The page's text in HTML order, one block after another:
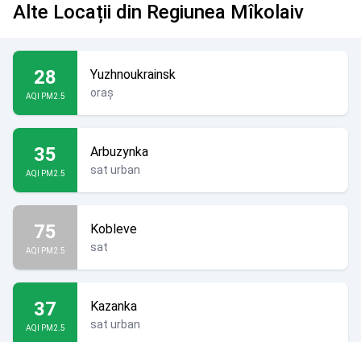
Alte Locații din Regiunea Mîkolaiv
28
AQI PM2.5
Yuzhnoukrainsk
oraș
35
AQI PM2.5
Arbuzynka
sat urban
75
AQI PM2.5
Kobleve
sat
37
AQI PM2.5
Kazanka
sat urban